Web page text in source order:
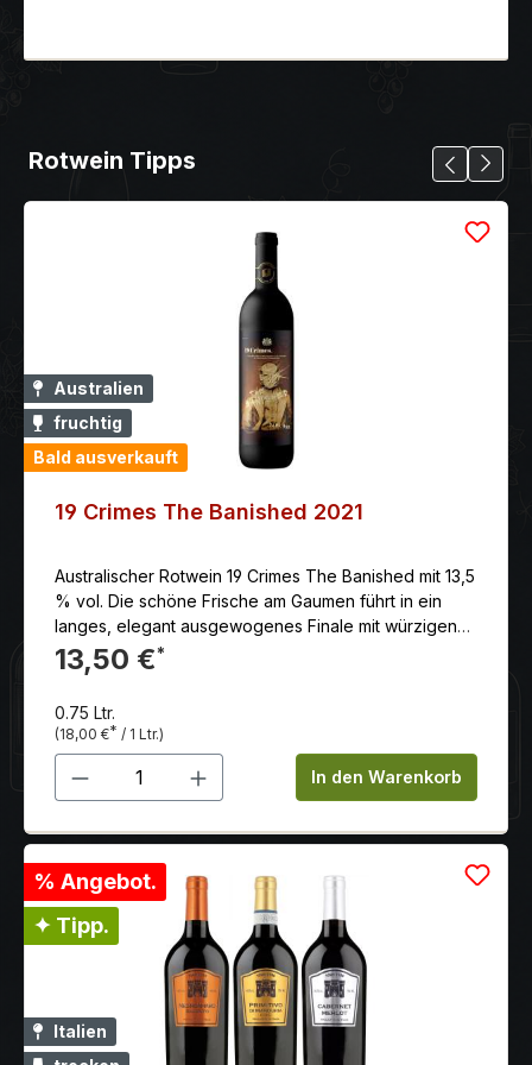
Rotwein Tipps
Australien
fruchtig
Bald ausverkauft
19 Crimes The Banished 2021
Australischer Rotwein 19 Crimes The Banished mit 13,5
% vol. Die schöne Frische am Gaumen führt in ein
langes, elegant ausgewogenes Finale mit würzigen
Anklängen von Lakritz, feiner Eiche und einem Hauch
Schokolade. Hergestellt aus Cabernet Sauvignon,
13,50 €*
0.75 Ltr.
(18,00 €* / 1 Ltr.)
Produkt Anzahl: Gib denIn den Warenkorb
% Angebot.
✦ Tipp.
Italien